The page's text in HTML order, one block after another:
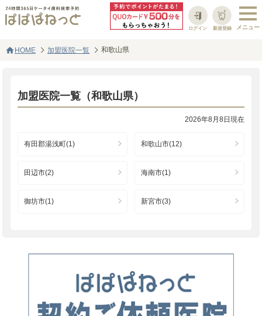
新規登録
ログイン
homeHOME 加盟医院一覧 和歌山県
加盟医院一覧（和歌山県）
2026年8月8日現在
有田郡湯浅町(1) 和歌山市(12)
田辺市(2) 海南市(1)
御坊市(1) 新宮市(3)